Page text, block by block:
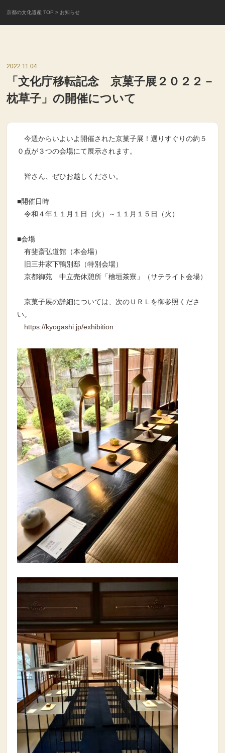
京都の文化遺産 TOP > お知らせ
2022.11.04
「文化庁移転記念 京菓子展２０２２－
枕草子」の開催について
今週からいよいよ開催された京菓子展！選りすぐりの約５
０点が３つの会場にて展示されます。
皆さん、ぜひお越しください。
■開催日時
令和４年１１月１日（火）～１１月１５日（火）
■会場
有斐斎弘道館（本会場）
旧三井家下鴨別邸（特別会場）
京都御苑 中立売休憩所「檜垣茶寮」（サテライト会場）
京菓子展の詳細については、次のＵＲＬを御参照くださ
い。
https://kyogashi.jp/exhibition